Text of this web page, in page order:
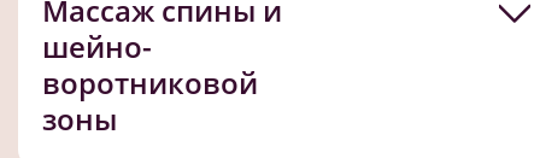
Массаж спины и
шейно-
воротниковой
зоны